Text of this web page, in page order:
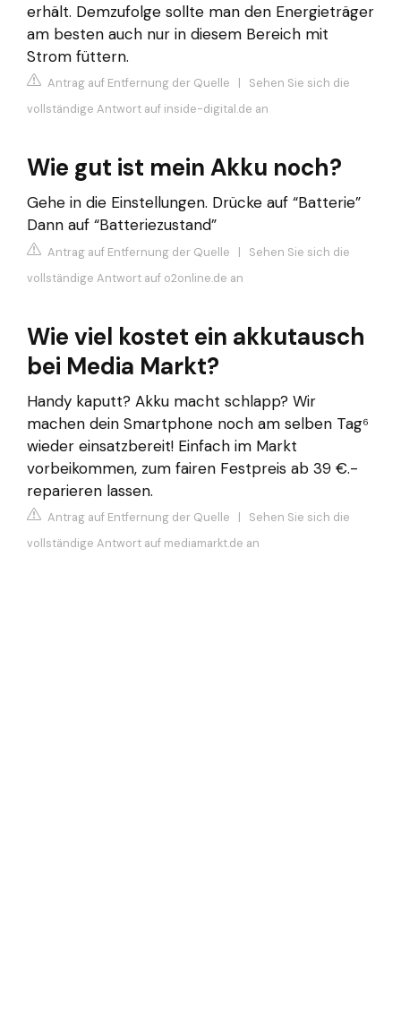
erhält. Demzufolge sollte man den Energieträger
am besten auch nur in diesem Bereich mit
Strom füttern.
Antrag auf Entfernung der Quelle | Sehen Sie sich die
vollständige Antwort auf inside-digital.de an
Wie gut ist mein Akku noch?
Gehe in die Einstellungen. Drücke auf “Batterie”
Dann auf “Batteriezustand”
Antrag auf Entfernung der Quelle | Sehen Sie sich die
vollständige Antwort auf o2online.de an
Wie viel kostet ein akkutausch
bei Media Markt?
Handy kaputt? Akku macht schlapp? Wir
machen dein Smartphone noch am selben Tag⁶
wieder einsatzbereit! Einfach im Markt
vorbeikommen, zum fairen Festpreis ab 39 €.-
reparieren lassen.
Antrag auf Entfernung der Quelle | Sehen Sie sich die
vollständige Antwort auf mediamarkt.de an